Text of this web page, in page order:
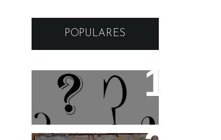
POPULARES
Os apelidos das musicas